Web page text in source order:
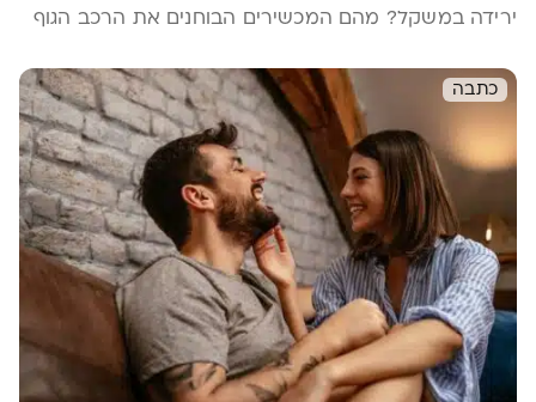
ירידה במשקל? מהם המכשירים הבוחנים את הרכב הגוף
כתבה